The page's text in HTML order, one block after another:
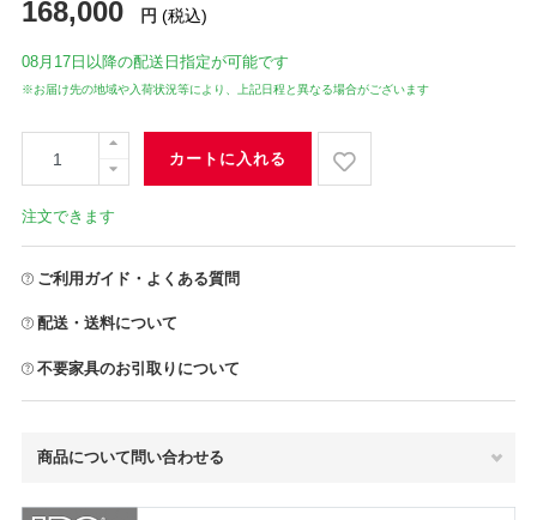
168,000 円 (税込)
08月17日 以降の配送日指定が可能です
※お届け先の地域や入荷状況等により、上記日程と異なる場合がございます
カートに入れる
注文できます
ご利用ガイド・よくある質問
配送・送料について
不要家具のお引取りについて
商品について問い合わせる